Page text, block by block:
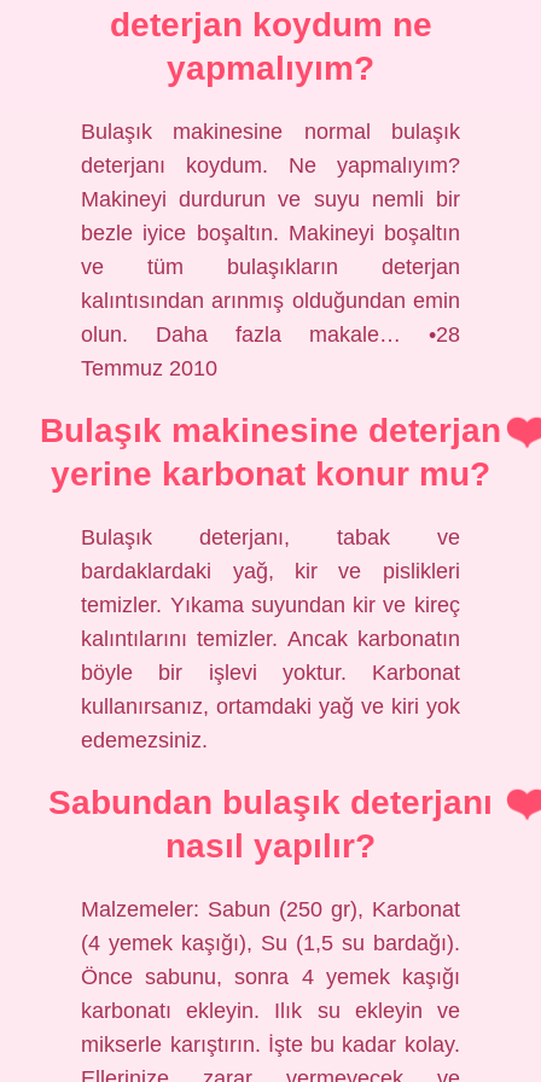
deterjan koydum ne
yapmalıyım?
Bulaşık makinesine normal bulaşık
deterjanı koydum. Ne yapmalıyım?
Makineyi durdurun ve suyu nemli bir
bezle iyice boşaltın. Makineyi boşaltın
ve tüm bulaşıkların deterjan
kalıntısından arınmış olduğundan emin
olun. Daha fazla makale… •28
Temmuz 2010
Bulaşık makinesine deterjan
yerine karbonat konur mu?
Bulaşık deterjanı, tabak ve
bardaklardaki yağ, kir ve pislikleri
temizler. Yıkama suyundan kir ve kireç
kalıntılarını temizler. Ancak karbonatın
böyle bir işlevi yoktur. Karbonat
kullanırsanız, ortamdaki yağ ve kiri yok
edemezsiniz.
Sabundan bulaşık deterjanı
nasıl yapılır?
Malzemeler: Sabun (250 gr), Karbonat
(4 yemek kaşığı), Su (1,5 su bardağı).
Önce sabunu, sonra 4 yemek kaşığı
karbonatı ekleyin. Ilık su ekleyin ve
mikserle karıştırın. İşte bu kadar kolay.